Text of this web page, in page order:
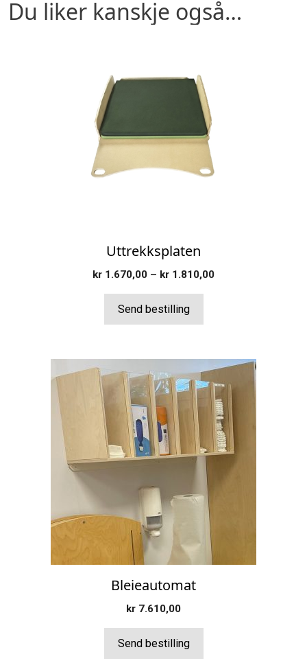
Du liker kanskje også…
Uttrekksplaten
kr 1.670,00 – kr 1.810,00Prisområde:
Send bestilling
Bleieautomat
kr 7.610,00
Send bestilling
produktet
Alternativene